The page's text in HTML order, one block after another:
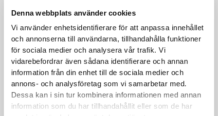
Denna webbplats använder cookies
Vi använder enhetsidentifierare för att anpassa innehållet
och annonserna till användarna, tillhandahålla funktioner
för sociala medier och analysera vår trafik. Vi
vidarebefordrar även sådana identifierare och annan
information från din enhet till de sociala medier och
annons- och analysföretag som vi samarbetar med.
Dessa kan i sin tur kombinera informationen med annan
information som du har tillhandahållit eller som de har
AVANCERADE FUNKTIONER:
QUICK SHOCK:
Då snabbhet är avgörande, har Philips
utvecklat tekniken Quick Shock, vilket
gör den till en av de snabbaste